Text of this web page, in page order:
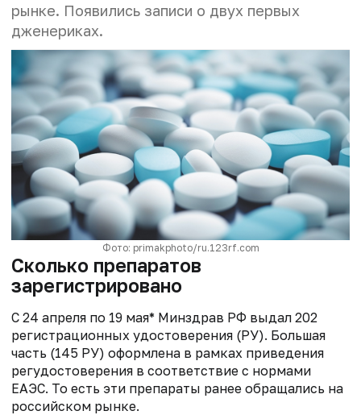
рынке. Появились записи о двух первых
дженериках.
Фото: primakphoto/ru.123rf.com
Сколько препаратов
зарегистрировано
С 24 апреля по 19 мая* Минздрав РФ выдал 202
регистрационных удостоверения (РУ). Большая
часть (145 РУ) оформлена в рамках приведения
регудостоверения в соответствие с нормами
ЕАЭС. То есть эти препараты ранее обращались на
российском рынке.